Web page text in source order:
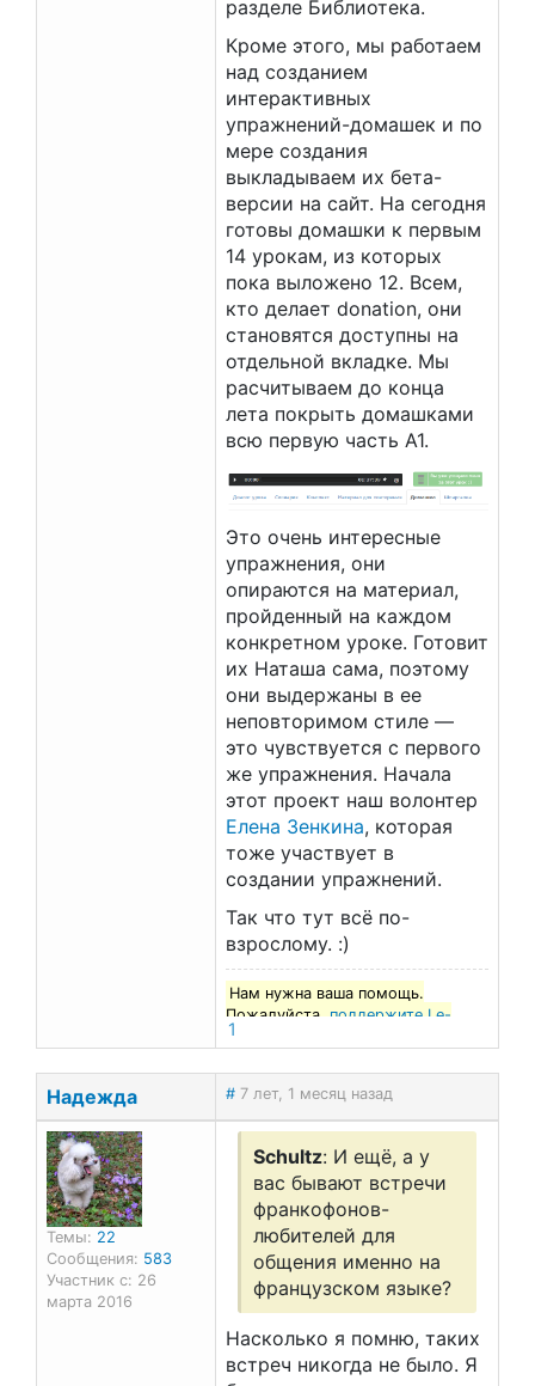
разделе Библиотека.
Кроме этого, мы работаем
над созданием
интерактивных
упражнений-домашек и по
мере создания
выкладываем их бета-
версии на сайт. На сегодня
готовы домашки к первым
14 урокам, из которых
пока выложено 12. Всем,
кто делает donation, они
становятся доступны на
отдельной вкладке. Мы
расчитываем до конца
лета покрыть домашками
всю первую часть A1.
Это очень интересные
упражнения, они
опираются на материал,
пройденный на каждом
конкретном уроке. Готовит
их Наташа сама, поэтому
они выдержаны в ее
неповторимом стиле —
это чувствуется с первого
же упражнения. Начала
этот проект наш волонтер
Елена Зенкина, которая
тоже участвует в
создании упражнений.
Так что тут всё по-
взрослому. :)
Нам нужна ваша помощь.
Пожалуйста,поддержите Le-
francais.ru
1
Надежда # 7 лет, 1 месяц назад
Темы: 22
Сообщения: 583
Участник с: 26
марта 2016
Schultz: И ещё, а у
вас бывают встречи
франкофонов-
любителей для
общения именно на
французском языке?
Насколько я помню, таких
встреч никогда не было. Я